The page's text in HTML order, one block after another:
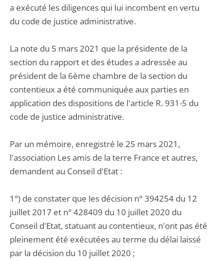
a exécuté les diligences qui lui incombent en vertu
du code de justice administrative.
La note du 5 mars 2021 que la présidente de la
section du rapport et des études a adressée au
président de la 6ème chambre de la section du
contentieux a été communiquée aux parties en
application des dispositions de l'article R. 931-5 du
code de justice administrative.
Par un mémoire, enregistré le 25 mars 2021,
l'association Les amis de la terre France et autres,
demandent au Conseil d'Etat :
1°) de constater que les décision n° 394254 du 12
juillet 2017 et n° 428409 du 10 juillet 2020 du
Conseil d'Etat, statuant au contentieux, n'ont pas été
pleinement été exécutées au terme du délai laissé
par la décision du 10 juillet 2020 ;